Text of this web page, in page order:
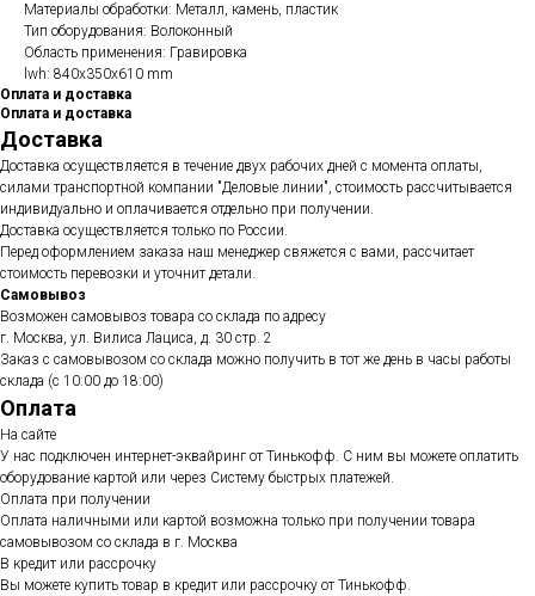
Материалы обработки: Металл, камень, пластик
Тип оборудования: Волоконный
Область применения: Гравировка
lwh: 840x350x610 mm
Оплата и доставка
Оплата и доставка
Доставка
Доставка осуществляется в течение двух рабочих дней с момента оплаты,
силами транспортной компании "Деловые линии", стоимость рассчитывается
индивидуально и оплачивается отдельно при получении.
Доставка осуществляется только по России.
Перед оформлением заказа наш менеджер свяжется с вами, рассчитает
стоимость перевозки и уточнит детали.
Самовывоз
Возможен самовывоз товара со склада по адресу
г. Москва, ул. Вилиса Лациса, д. 30 стр. 2
Заказ с самовывозом со склада можно получить в тот же день в часы работы
склада (с 10:00 до 18:00)
Оплата
На сайте
У нас подключен интернет-эквайринг от Тинькофф. С ним вы можете оплатить
оборудование картой или через Систему быстрых платежей.
Оплата при получении
Оплата наличными или картой возможна только при получении товара
самовывозом со склада в г. Москва
В кредит или рассрочку
Вы можете купить товар в кредит или рассрочку от Тинькофф.